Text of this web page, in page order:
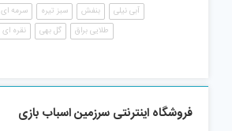
آبی نیلی بنفش سبز تیره سرمه ای
طلایی براق
گل بهی نقره ای
فروشگاه اینترنتی سرزمین اسباب بازی